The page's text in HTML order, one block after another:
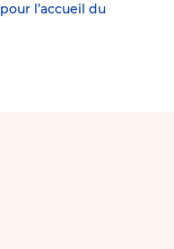
l’accueil du